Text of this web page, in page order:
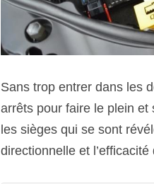
Sans trop entrer dans les
arrêts pour faire le plein et
les sièges qui se sont
directionnelle et